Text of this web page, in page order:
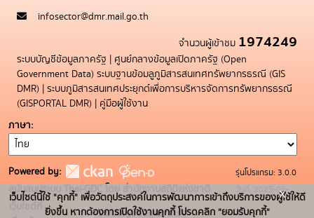
infosector@dmr.mail.go.th
จำนวนผู้เข้าชม 1974249
ระบบบัญชีข้อมูลภาครัฐ | ศูนย์กลางข้อมูลเปิดภาครัฐ (Open
Government Data) ระบบฐานข้อมลูภูมิสารสนเทศทรัพยากรธรณี (GIS
DMR) | ระบบภูมิสารสนเทศประยุกต์เพื่อการบริหารจัดการทรัพยากรธรณี
(GISPORTAL DMR) | คู่มือผู้ใช้งาน
ภาษา
Powered by:
สนับสนุนระบบ Thai-GDC โดย สำนักงานสถิติแห่งชาติ
เว็บไซต์ที่
ระบบบัญชีข้อมูลภาครัฐ
รุ่นโปรแกรม: 3.0.0
วันที่: 2025-05-
19
เว็บไซต์นี้ใช้ "คุกกี้" เพื่อวัตถุประสงค์ในการพัฒนาการเข้าถึงบริการของผู้ใช้ให้ดี
ยิ่งขึ้น หากต้องการเปิดใช้งานคุกกี้ โปรดคลิก "ยอมรับคุกกี้"
x